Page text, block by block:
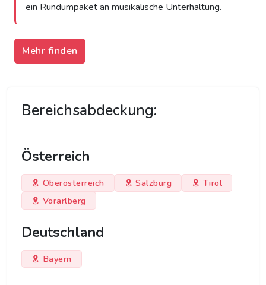
ein Rundumpaket an musikalische Unterhaltung.
Mehr finden
Bereichsabdeckung:
Österreich
Oberösterreich Salzburg
Tirol
Vorarlberg
Deutschland
Bayern